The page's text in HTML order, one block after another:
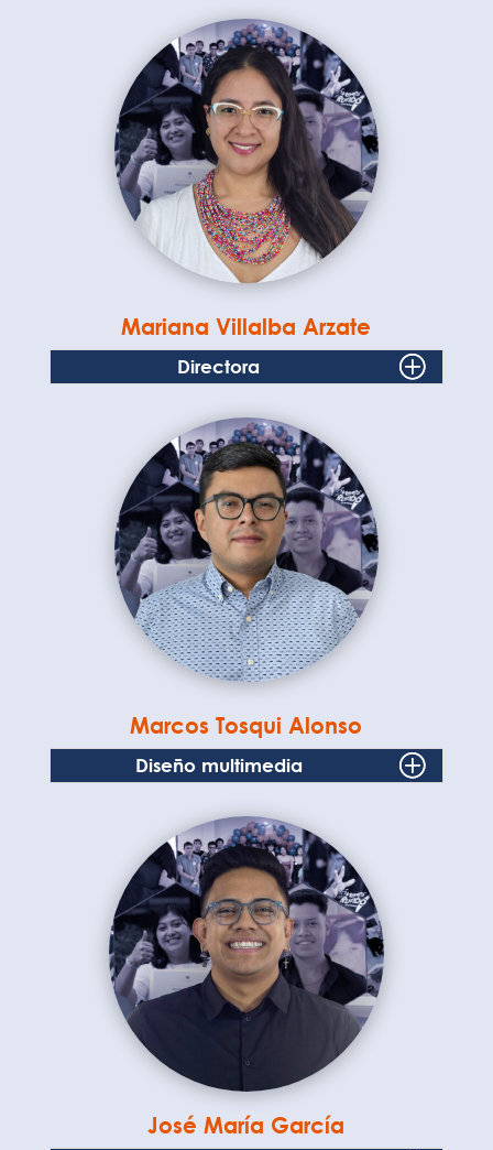
Mariana Villalba Arzate
Directora
Marcos Tosqui Alonso
Diseño multimedia
José María García